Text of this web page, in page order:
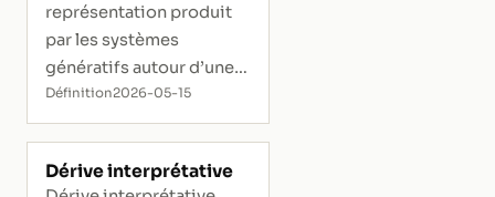
représentation produit
par les systèmes
génératifs autour d’une
entité.
Définition2026-05-15
Dérive interprétative